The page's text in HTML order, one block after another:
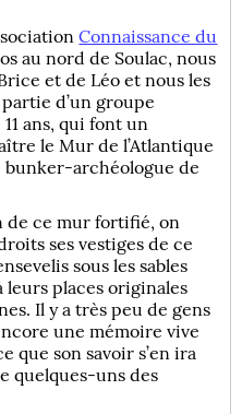
Connaissance du
au nord de Soulac, nous
et de Léo et nous les
d’un groupe
ans, qui font un
le Mur de l’Atlantique
bunker-archéologue de
de ce mur fortifié, on
ses vestiges de ce
sous les sables
leurs places originales
Il y a très peu de gens
une mémoire vive
que son savoir s’en ira
quelques-uns des